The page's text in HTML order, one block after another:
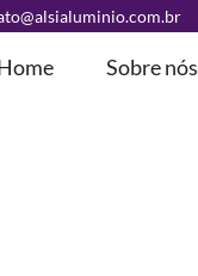
Sobre nós